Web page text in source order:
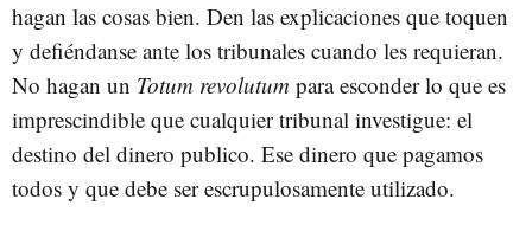
hagan las cosas bien. Den las explicaciones que toquen
y defiéndanse ante los tribunales cuando les requieran.
No hagan un Totum revolutum para esconder lo que es
imprescindible que cualquier tribunal investigue: el
destino del dinero publico. Ese dinero que pagamos
todos y que debe ser escrupulosamente utilizado.